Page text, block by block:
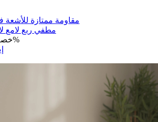
مقاومة ممتازة للأشعة
مطفي ربع لامع
خصم يصل الى 15%